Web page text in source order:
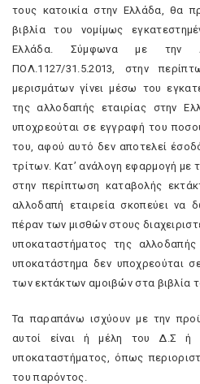
τους κατοικία στην Ελλάδα, θα
βιβλία του νομίμως
Ελλάδα. Σύμφωνα με την
ΠΟΛ.1127/31.5.2013, στην
μερισμάτων γίνει μέσω του
της αλλοδαπής εταιρίας στην
υποχρεούται σε εγγραφή του
του, αφού αυτό δεν αποτελεί
τρίτων. Κατ’ ανάλογη εφαρμογή
στην περίπτωση καταβολής
αλλοδαπή εταιρεία σκοπεύει να
πέραν των μισθών στους
υποκαταστήματος της
υποκατάστημα δεν υποχρεούται
των εκτάκτων αμοιβών στα βιβλία
Τα παραπάνω ισχύουν με την
αυτοί είναι ή μέλη του Δ.Σ ή
υποκαταστήματος, όπως
του παρόντος.